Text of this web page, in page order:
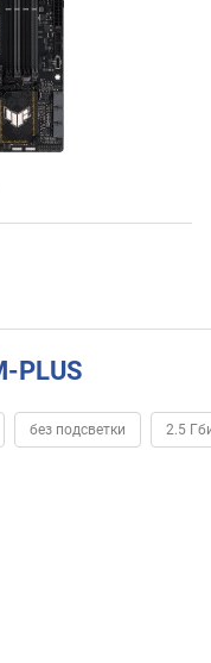
PLUS
без подсветки 2.5